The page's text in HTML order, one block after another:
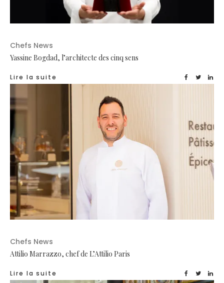
Chefs News
Yassine Bogdad, l’architecte des cinq sens
Lire la suite
Chefs News
Attilio Marrazzo, chef de L’Attilio Paris
Lire la suite